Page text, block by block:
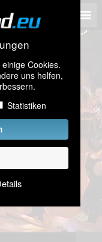
Cookies.
uns helfen,
Statistiken